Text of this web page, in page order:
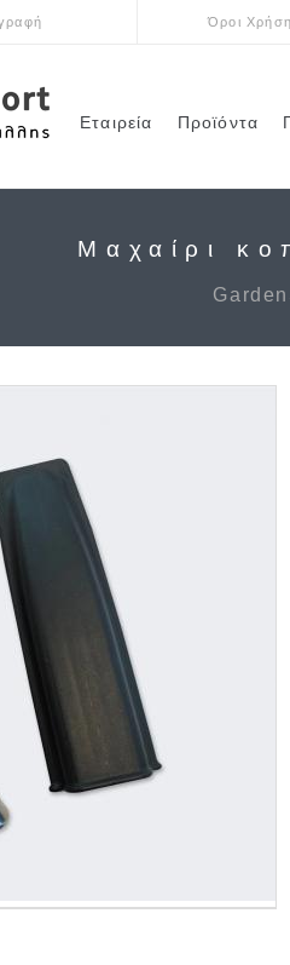
Όροι
Εταιρεία Προϊόντα
Μαχαίρι